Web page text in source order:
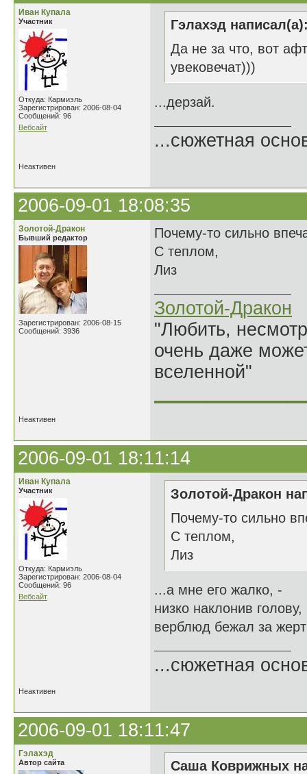
Иван Купала
Участник
Откуда: Кармиэль
Зарегистрирован: 2006-08-04
Сообщений: 96
Вебсайт
Гэлахэд
Да не за что, вот
увековечат)))
...дерзай.
...сюжетная
Неактивен
2006-09-01 18:08:35
Золотой-Дракон
Бывший редактор
Зарегистрирован: 2006-08-15
Сообщений: 3936
Почему-то сильно
С теплом,
Лиз
Золотой-Дракон
"Любить,
очень даже
вселенной"
Неактивен
2006-09-01 18:11:14
Иван Купала
Участник
Откуда: Кармиэль
Зарегистрирован: 2006-08-04
Сообщений: 96
Вебсайт
Золотой-Дракон
Почему-то сильно
С теплом,
Лиз
...а мне его жалко, -
низко наклонив
верблюд бежал за
...сюжетная
Неактивен
2006-09-01 18:11:47
Гэлахэд
Автор сайта
Саша Коврижных